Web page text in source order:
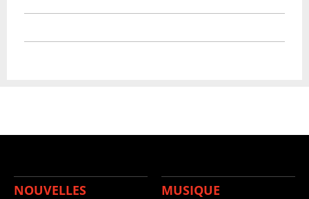
NOUVELLES MUSIQUE